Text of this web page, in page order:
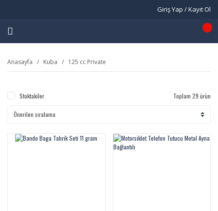
Giriş Yap / Kayıt Ol
Anasayfa Kuba 125 cc Private
Stoktakiler Toplam 29 ürün